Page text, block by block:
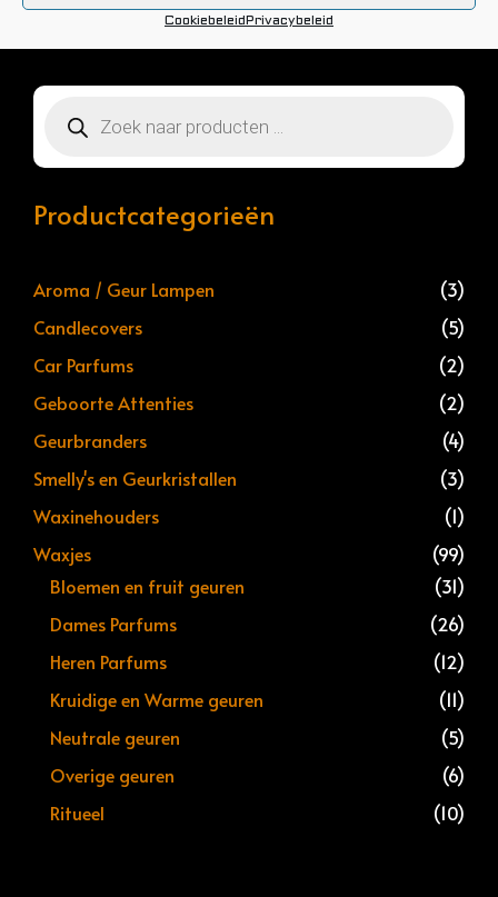
CookiebeleidPrivacybeleid
zoeken
Productcategorieën
Aroma / Geur Lampen
(3)
Candlecovers
(5)
Car Parfums
(2)
Geboorte Attenties
(2)
Geurbranders
(4)
Smelly's en Geurkristallen
(3)
Waxinehouders
(1)
Waxjes
(99)
Bloemen en fruit geuren
(31)
Dames Parfums
(26)
Heren Parfums
(12)
Kruidige en Warme geuren
(11)
Neutrale geuren
(5)
Overige geuren
(6)
Ritueel
(10)